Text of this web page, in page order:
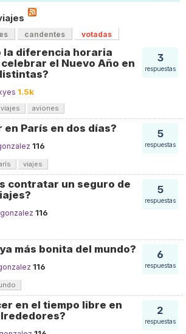
candentes votadas
3
respuestas
la diferencia horaria
el Nuevo Año en
1.5k
viajes aviones
5
respuestas
en París en dos días?
116
viajes
5
respuestas
contratar un seguro de
116
6
respuestas
más bonita del mundo?
116
2
respuestas
en el tiempo libre en